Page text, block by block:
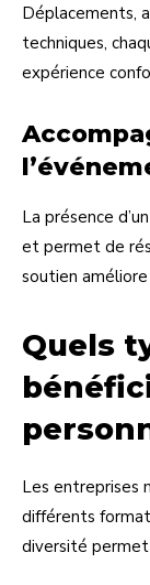
Déplacements,
techniques,
expérience
La présence
et permet de
soutien
Quels
Les entreprises
différents
diversité permet